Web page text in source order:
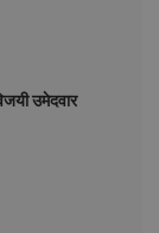
उमेदवार